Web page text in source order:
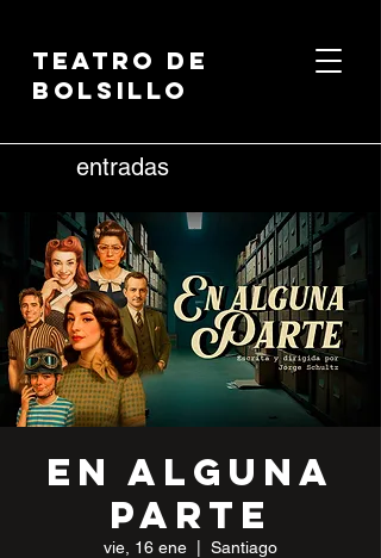
entradas
Teatro de
Bolsillo
En Alguna
Parte
vie, 16 ene Santiago